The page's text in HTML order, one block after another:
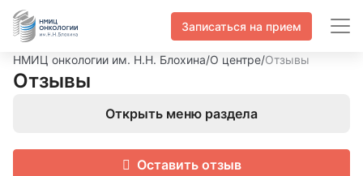
Записаться на прием
НМИЦ онкологии им. Н.Н. Блохина/О центре/Отзывы
Отзывы
Открыть меню раздела
Оставить отзыв